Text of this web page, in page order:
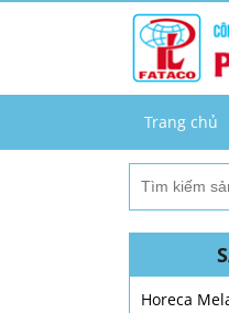
Trang chủ
Horeca